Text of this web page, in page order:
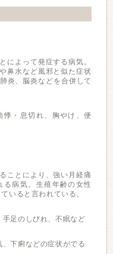
によって発症する病気。
鼻水など風邪と似た症状
炎、脳炎などを合併して
・息切れ、胸やけ、便
ことにより、強い月経痛
る病気。生殖年齢の女性
いると言われている。
足のしびれ、不眠など
下痢などの症状がでる